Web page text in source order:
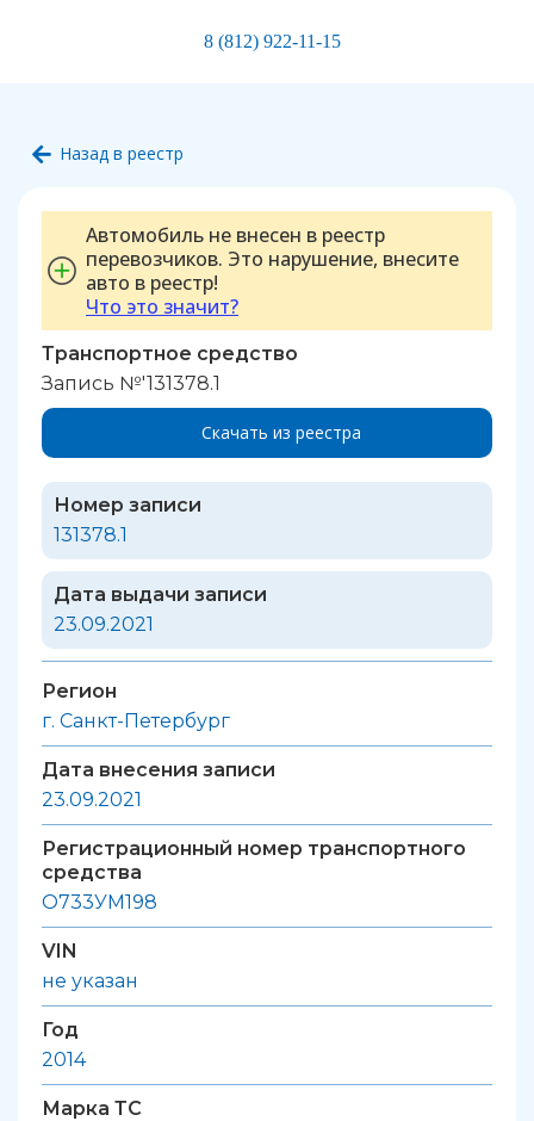
8 (812) 922-11-15
Назад в реестр
Автомобиль не внесен в реестр
перевозчиков. Это нарушение, внесите
авто в реестр!
Что это значит?
Транспортное средство
Запись №'131378.1
Скачать из реестра
Номер записи
131378.1
Дата выдачи записи
23.09.2021
Регион
г. Санкт-Петербург
Дата внесения записи
23.09.2021
Регистрационный номер транспортного
средства
О733УМ198
VIN
не указан
Год
2014
Марка ТС